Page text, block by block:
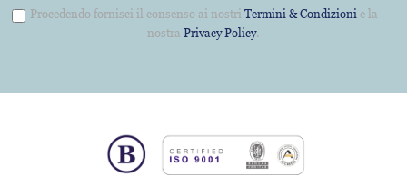
Procedendo fornisci il consenso ai nostri Termini & Condizionie la
nostra Privacy Policy.